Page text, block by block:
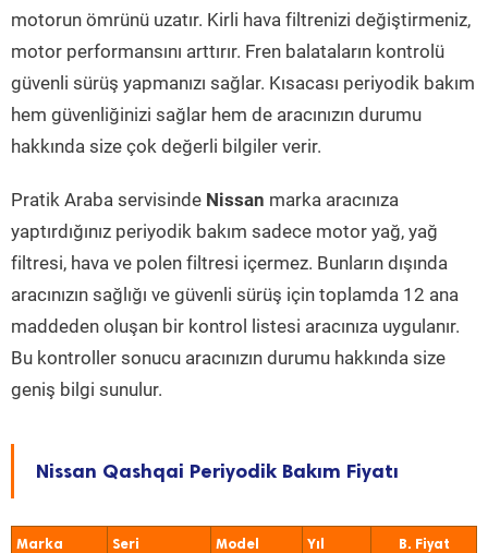
motorun ömrünü uzatır. Kirli hava filtrenizi değiştirmeniz,
motor performansını arttırır. Fren balataların kontrolü
güvenli sürüş yapmanızı sağlar. Kısacası periyodik bakım
hem güvenliğinizi sağlar hem de aracınızın durumu
hakkında size çok değerli bilgiler verir.
Pratik Araba servisinde Nissan marka aracınıza
yaptırdığınız periyodik bakım sadece motor yağ, yağ
filtresi, hava ve polen filtresi içermez. Bunların dışında
aracınızın sağlığı ve güvenli sürüş için toplamda 12 ana
maddeden oluşan bir kontrol listesi aracınıza uygulanır.
Bu kontroller sonucu aracınızın durumu hakkında size
geniş bilgi sunulur.
Nissan Qashqai Periyodik Bakım Fiyatı
Marka Seri Model Yıl